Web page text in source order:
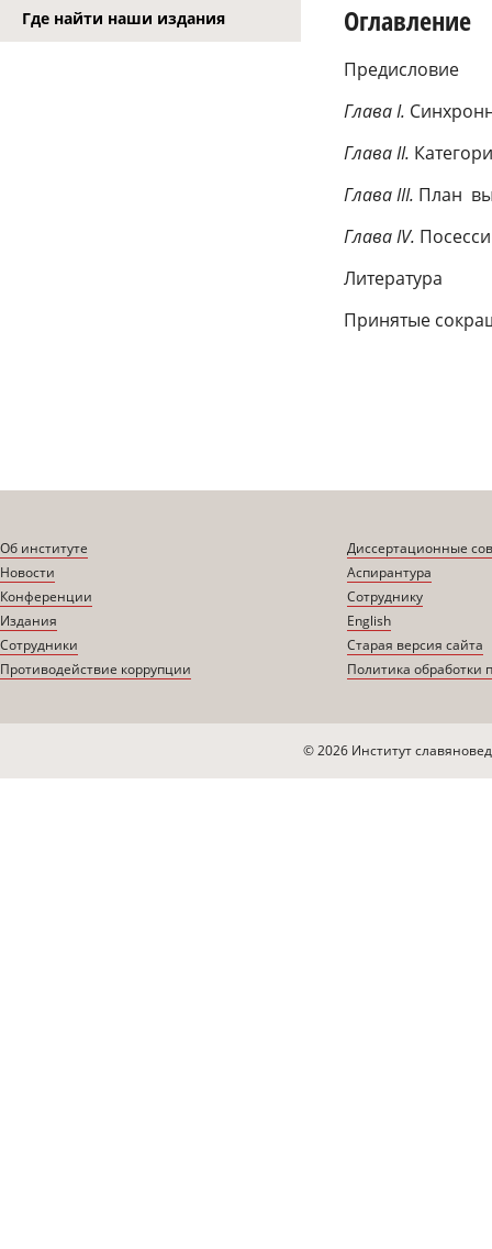
Где найти наши издания Оглавление
Предисловие
ГлаваI.
ГлаваII.
ГлаваIII. План
ГлаваIV.
Литература
Принятые
Об институте
Новости
Конференции
Издания
Сотрудники
Противодействие коррупции
Диссертационные
Аспирантура
Сотруднику
English
Старая версия сайта
Политика обработки
© 2026 Институт